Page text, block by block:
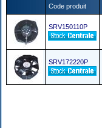
Code produit
SRV150110P
SRV172220P